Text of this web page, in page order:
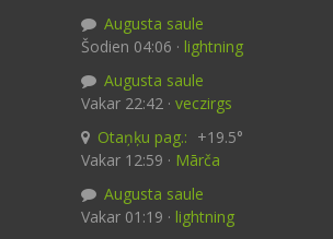
Augusta saule
Šodien 04:06 · lightning
Augusta saule
Vakar 22:42 · veczirgs
Otaņķu pag.: +19.5°
Vakar 12:59 · Mārča
Augusta saule
Vakar 01:19 · lightning